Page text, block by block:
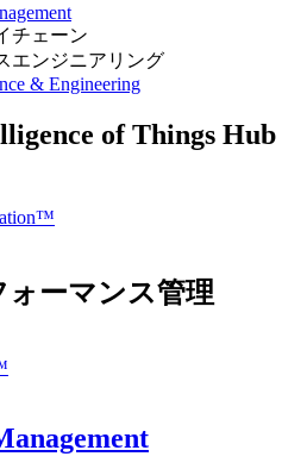
チェーン
エンジニアリング
& Engineering
of Things Hub
ーマンス管理